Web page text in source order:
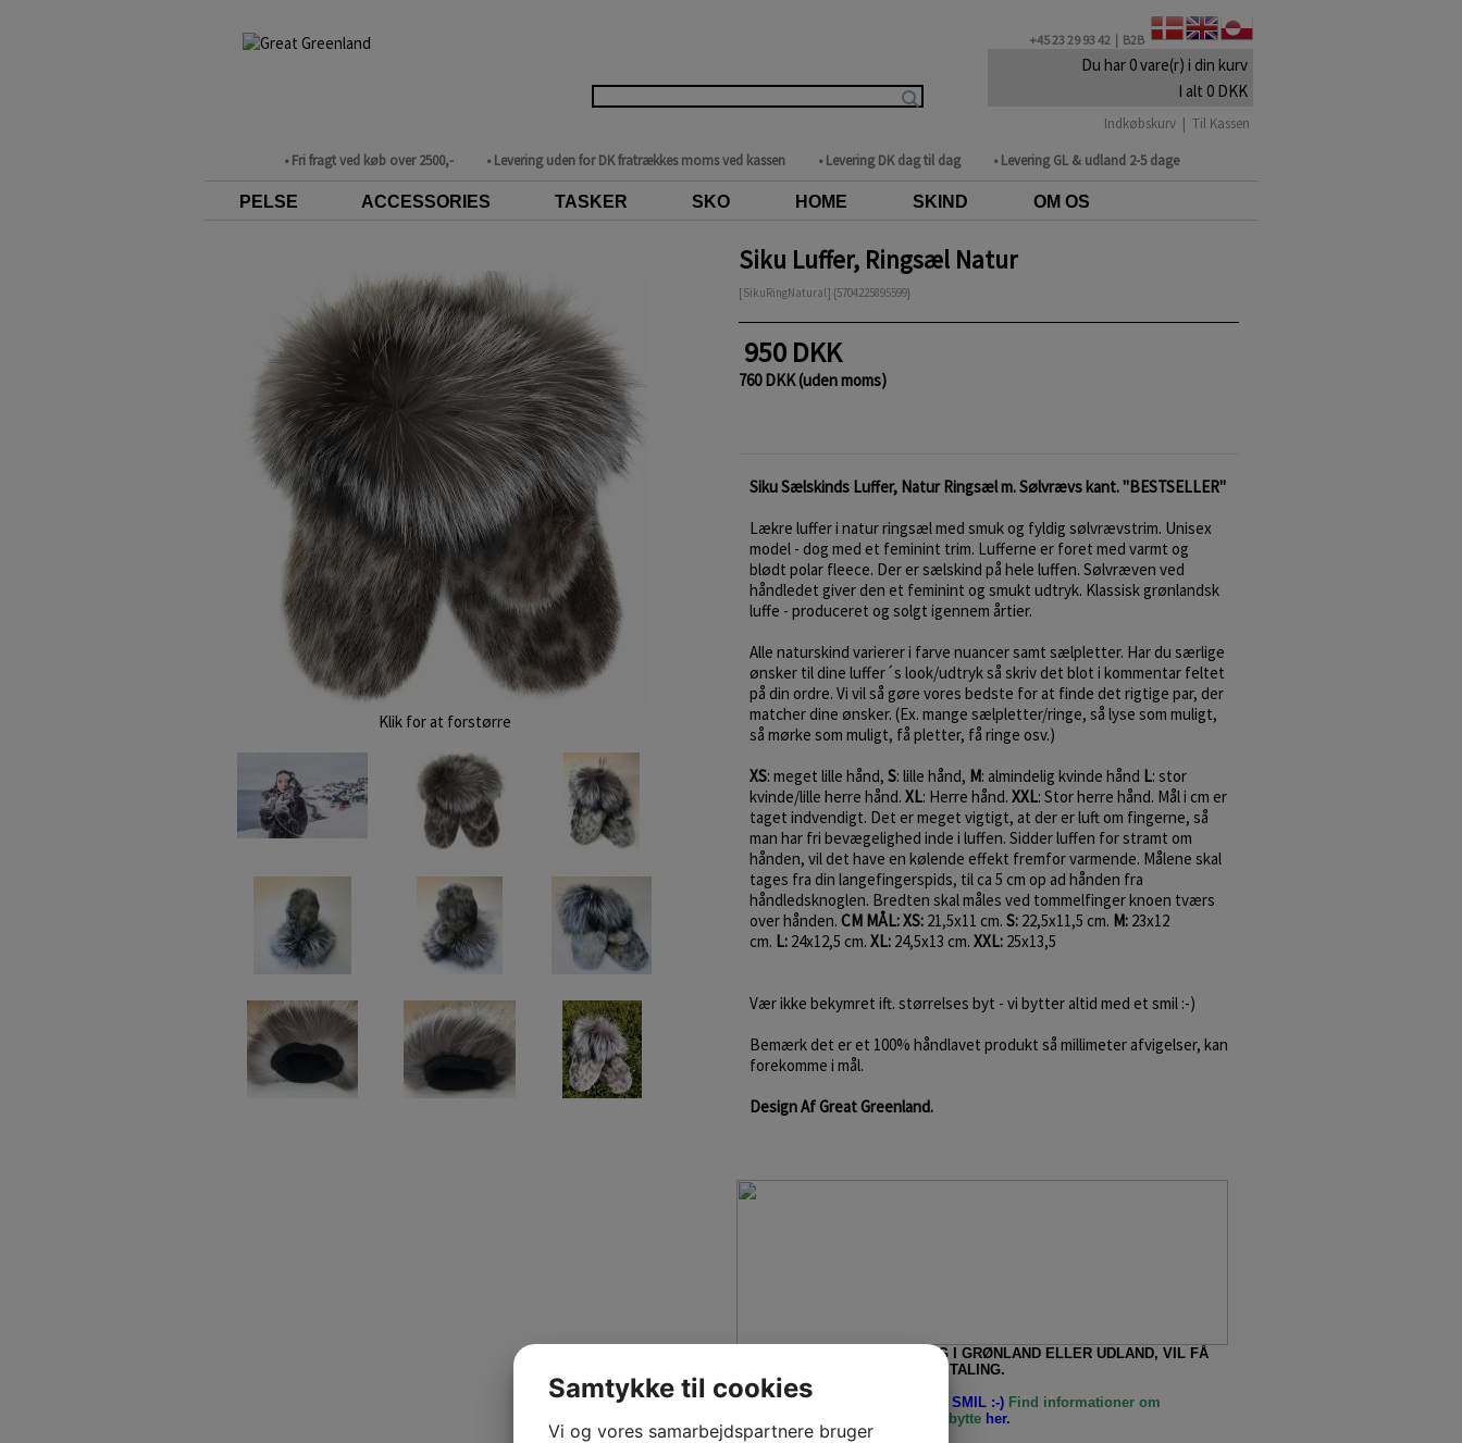
Du har 0 vare(r) i din kurv
I alt 0 DKK
Indkøbskurv | Til Kassen
+45 23 29 93 42 | B2B
• Fri fragt ved køb over 2500,- • Levering uden for DK fratrækkes moms ved kassen • Levering DK dag til dag • Levering GL & udland 2-5 dage
PELSE ACCESSORIES TASKER SKO HOME SKIND OM OS
Siku Luffer, Ringsæl Natur
[SikuRingNatural] {5704225895599}
950 DKK
760 DKK (uden moms)
Siku Sælskinds Luffer, Natur Ringsæl m. Sølvrævs kant. "BESTSELLER"
Lækre luffer i natur ringsæl med smuk og fyldig sølvrævstrim. Unisex
model - dog med et feminint trim. Lufferne er foret med varmt og
blødt polar fleece. Der er sælskind på hele luffen. Sølvræven ved
håndledet giver den et feminint og smukt udtryk. Klassisk grønlandsk
luffe - produceret og solgt igennem årtier.
Alle naturskind varierer i farve nuancer samt sælpletter. Har du særlige
ønsker til dine luffer´s look/udtryk så skriv det blot i kommentar feltet
på din ordre. Vi vil så gøre vores bedste for at finde det rigtige par, der
matcher dine ønsker. (Ex. mange sælpletter/ringe, så lyse som muligt,
så mørke som muligt, få pletter, få ringe osv.)
XS: meget lille hånd, S: lille hånd, M: almindelig kvinde hånd L: stor
kvinde/lille herre hånd. XL: Herre hånd. XXL: Stor herre hånd. Mål i cm er
taget indvendigt. Det er meget vigtigt, at der er luft om fingerne, så
man har fri bevægelighed inde i luffen. Sidder luffen for stramt om
hånden, vil det have en kølende effekt fremfor varmende. Målene skal
tages fra din langefingerspids, til ca 5 cm op ad hånden fra
håndledsknoglen. Bredten skal måles ved tommelfinger knoen tværs
over hånden. CM MÅL: XS:21,5x11 cm. S:22,5x11,5 cm. M:23x12
cm. L:24x12,5 cm. XL:24,5x13 cm. XXL:25x13,5
Vær ikke bekymret ift. størrelses byt - vi bytter altid med et smil :-)
Bemærk det er et 100% håndlavet produkt så millimeter afvigelser, kan
forekomme i mål.
Design Af Great Greenland.
ALLE ORDRE, TIL LEVERING I GRØNLAND ELLER UDLAND, VIL FÅ
FRATRUKKET MOMS VED BETALING.
Husk - Vi bytter ALTID med et SMIL :-) Find informationer om
levering/fragt, returnering og bytte her.
Klik for at forstørre
Samtykke til cookies
Vi og vores samarbejdspartnere bruger